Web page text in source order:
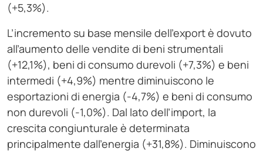
(+5,3%).
L’incremento su base mensile dell’export è dovuto
all’aumento delle vendite di beni strumentali
(+12,1%), beni di consumo durevoli (+7,3%) e beni
intermedi (+4,9%) mentre diminuiscono le
esportazioni di energia (-4,7%) e beni di consumo
non durevoli (-1,0%). Dal lato dell’import, la
crescita congiunturale è determinata
principalmente dall’energia (+31,8%). Diminuiscono